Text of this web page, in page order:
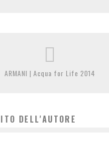
ARMANI | Acqua for Life 2014
DELL'AUTORE